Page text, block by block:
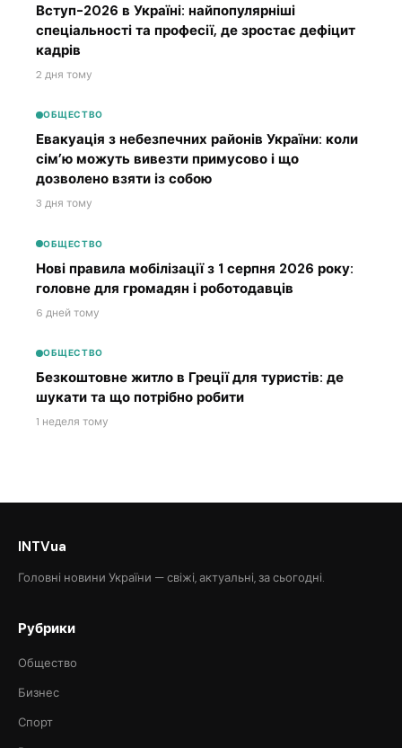
Вступ-2026 в Україні: найпопулярніші
спеціальності та професії, де зростає дефіцит
кадрів
2 дня тому
ОБЩЕСТВО
Евакуація з небезпечних районів України: коли
сім’ю можуть вивезти примусово і що
дозволено взяти із собою
3 дня тому
ОБЩЕСТВО
Нові правила мобілізації з 1 серпня 2026 року:
головне для громадян і роботодавців
6 дней тому
ОБЩЕСТВО
Безкоштовне житло в Греції для туристів: де
шукати та що потрібно робити
1 неделя тому
INTVua
Головні новини України — свіжі, актуальні, за сьогодні.
Рубрики
Общество
Бизнес
Спорт